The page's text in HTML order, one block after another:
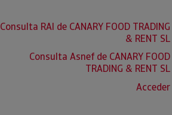
Consulta RAI de CANARY FOOD TRADING
& RENT SL
Consulta Asnef de CANARY FOOD
TRADING & RENT SL
Acceder